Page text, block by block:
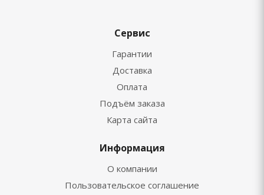
Сервис
Гарантии
Доставка
Оплата
Подъём заказа
Карта сайта
Информация
О компании
Пользовательское соглашение